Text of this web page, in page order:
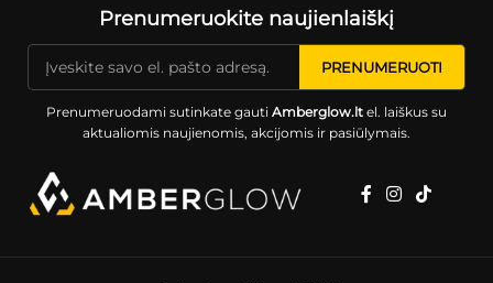
Prenumeruokite naujienlaiškį
Prenumeruodami sutinkate gauti Amberglow.ltel. laiškus su
aktualiomis naujienomis, akcijomis ir pasiūlymais.